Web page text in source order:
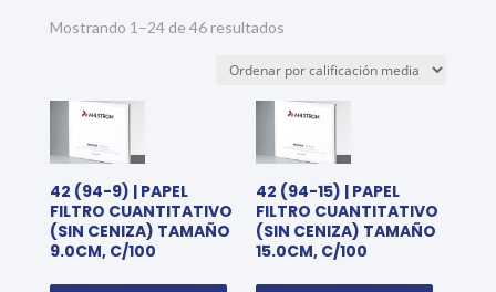
Mostrando 1–24 de 46 resultadosSorted
average
rating
42 (94-9) | PAPEL
FILTRO CUANTITATIVO
(SIN CENIZA) TAMAÑO
9.0CM, C/100
42 (94-15) | PAPEL
FILTRO CUANTITATIVO
(SIN CENIZA) TAMAÑO
15.0CM, C/100